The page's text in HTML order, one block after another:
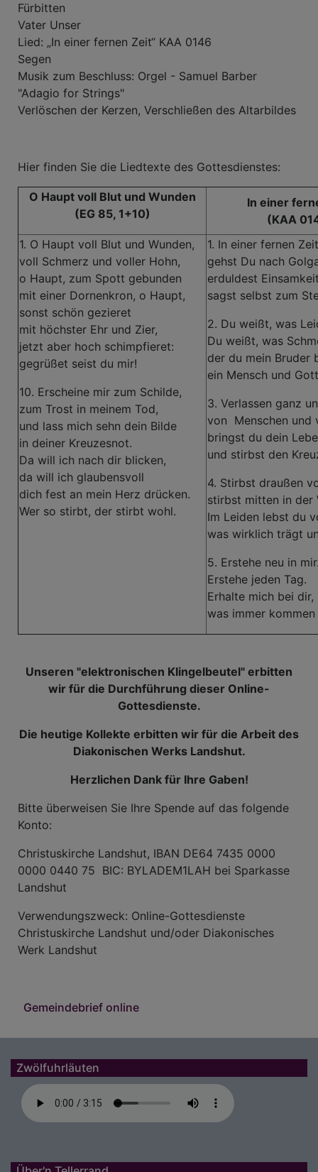
Fürbitten
Vater Unser
Lied: „In einer fernen Zeit“ KAA 0146
Segen
Musik zum Beschluss: Orgel - Samuel Barber
"Adagio for Strings"
Verlöschen der Kerzen, Verschließen des Altarbildes
Hier finden Sie die Liedtexte des Gottesdienstes:
O Haupt voll Blut und Wunden
(EG 85, 1+10)
In einer
(KAA
1. O Haupt voll Blut und Wunden,
voll Schmerz und voller Hohn,
o Haupt, zum Spott gebunden
mit einer Dornenkron, o Haupt,
sonst schön gezieret
mit höchster Ehr und Zier,
jetzt aber hoch schimpfieret:
gegrüßet seist du mir!
10. Erscheine mir zum Schilde,
zum Trost in meinem Tod,
und lass mich sehn dein Bilde
in deiner Kreuzesnot.
Da will ich nach dir blicken,
da will ich glaubensvoll
dich fest an mein Herz drücken.
Wer so stirbt, der stirbt wohl.
1. In einer fernen Zeit
gehst Du nach
erduldest
sagst selbst zum
2. Du weißt, was
Du weißt, was
der du mein Bruder
ein Mensch und
3. Verlassen ganz
von Menschen und
bringst du dein
und stirbst den
4. Stirbst draußen
stirbst mitten in der
Im Leiden lebst du
was wirklich trägt
5. Erstehe neu in
Erstehe jeden Tag.
Erhalte mich bei dir,
was immer kommen
Unseren "elektronischen Klingelbeutel" erbitten
wir für die Durchführung dieser Online-
Gottesdienste.
Die heutige Kollekte erbitten wir für die Arbeit des
Diakonischen Werks Landshut.
Herzlichen Dank für Ihre Gaben!
Bitte überweisen Sie Ihre Spende auf das folgende
Konto:
Christuskirche Landshut, IBAN DE64 7435 0000
0000 0440 75 BIC: BYLADEM1LAH bei Sparkasse
Landshut
Verwendungszweck: Online-Gottesdienste
Christuskirche Landshut und/oder Diakonisches
Werk Landshut
Gemeindebrief online
Zwölfuhrläuten